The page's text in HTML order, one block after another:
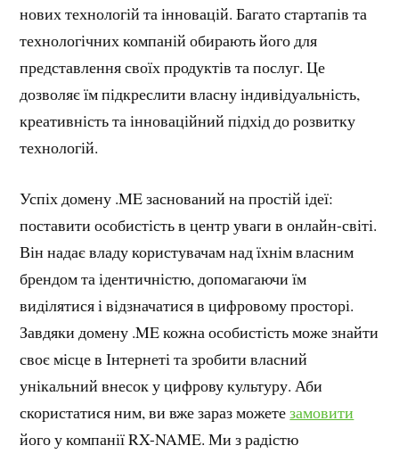
нових технологій та інновацій. Багато стартапів та
технологічних компаній обирають його для
представлення своїх продуктів та послуг. Це
дозволяє їм підкреслити власну індивідуальність,
креативність та інноваційний підхід до розвитку
технологій.
Успіх домену .ME заснований на простій ідеї:
поставити особистість в центр уваги в онлайн-світі.
Він надає владу користувачам над їхнім власним
брендом та ідентичністю, допомагаючи їм
виділятися і відзначатися в цифровому просторі.
Завдяки домену .ME кожна особистість може знайти
своє місце в Інтернеті та зробити власний
унікальний внесок у цифрову культуру. Аби
скористатися ним, ви вже зараз можетезамовити
його у компанії RX-NAME. Ми з радістю